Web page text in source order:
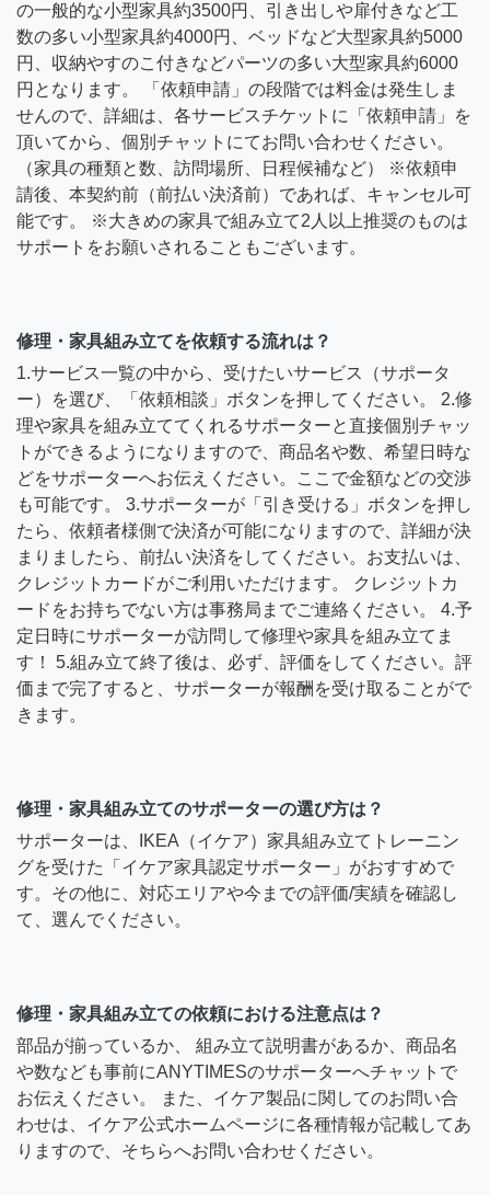
の一般的な小型家具約3500円、引き出しや扉付きなど工
数の多い小型家具約4000円、ベッドなど大型家具約5000
円、収納やすのこ付きなどパーツの多い大型家具約6000
円となります。 「依頼申請」の段階では料金は発生しま
せんので、詳細は、各サービスチケットに「依頼申請」を
頂いてから、個別チャットにてお問い合わせください。
（家具の種類と数、訪問場所、日程候補など） ※依頼申
請後、本契約前（前払い決済前）であれば、キャンセル可
能です。 ※大きめの家具で組み立て2人以上推奨のものは
サポートをお願いされることもございます。
修理・家具組み立てを依頼する流れは？
1.サービス一覧の中から、受けたいサービス（サポータ
ー）を選び、「依頼相談」ボタンを押してください。 2.修
理や家具を組み立ててくれるサポーターと直接個別チャッ
トができるようになりますので、商品名や数、希望日時な
どをサポーターへお伝えください。ここで金額などの交渉
も可能です。 3.サポーターが「引き受ける」ボタンを押し
たら、依頼者様側で決済が可能になりますので、詳細が決
まりましたら、前払い決済をしてください。お支払いは、
クレジットカードがご利用いただけます。 クレジットカ
ードをお持ちでない方は事務局までご連絡ください。 4.予
定日時にサポーターが訪問して修理や家具を組み立てま
す！ 5.組み立て終了後は、必ず、評価をしてください。評
価まで完了すると、サポーターが報酬を受け取ることがで
きます。
修理・家具組み立てのサポーターの選び方は？
サポーターは、IKEA（イケア）家具組み立てトレーニン
グを受けた「イケア家具認定サポーター」がおすすめで
す。その他に、対応エリアや今までの評価/実績を確認し
て、選んでください。
修理・家具組み立ての依頼における注意点は？
部品が揃っているか、 組み立て説明書があるか、商品名
や数なども事前にANYTIMESのサポーターへチャットで
お伝えください。 また、イケア製品に関してのお問い合
わせは、イケア公式ホームページに各種情報が記載してあ
りますので、そちらへお問い合わせください。